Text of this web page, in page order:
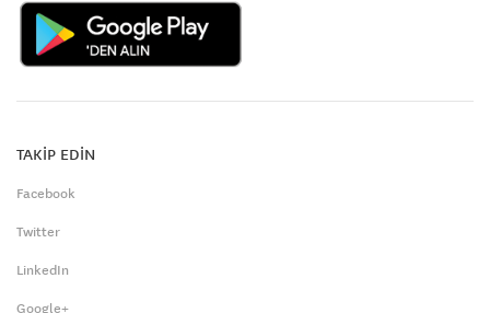
TAKİP EDİN
Facebook
Twitter
LinkedIn
Google+